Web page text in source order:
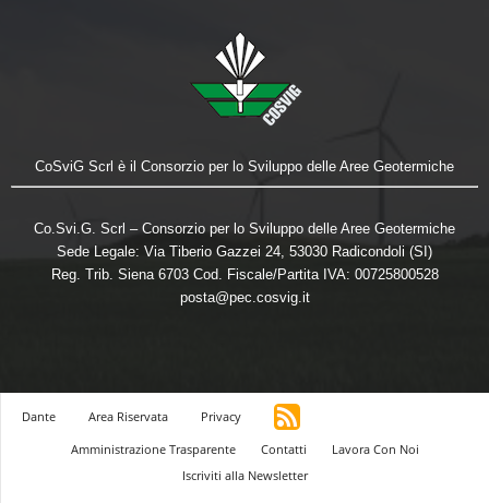
CoSviG Scrl è il Consorzio per lo Sviluppo delle Aree Geotermiche
Co.Svi.G. Scrl – Consorzio per lo Sviluppo delle Aree Geotermiche
Sede Legale: Via Tiberio Gazzei 24, 53030 Radicondoli (SI)
Reg. Trib. Siena 6703 Cod. Fiscale/Partita IVA: 00725800528
posta@pec.cosvig.it
Dante Area Riservata
Privacy
Amministrazione Trasparente
Contatti
Lavora Con Noi
Iscriviti alla Newsletter